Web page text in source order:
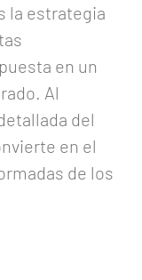
la estrategia
en un
Al
del
en el
de los